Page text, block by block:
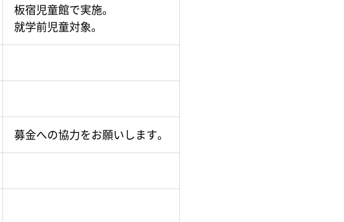
板宿児童館で実施。
就学前児童対象。
募金への協力をお願いします。